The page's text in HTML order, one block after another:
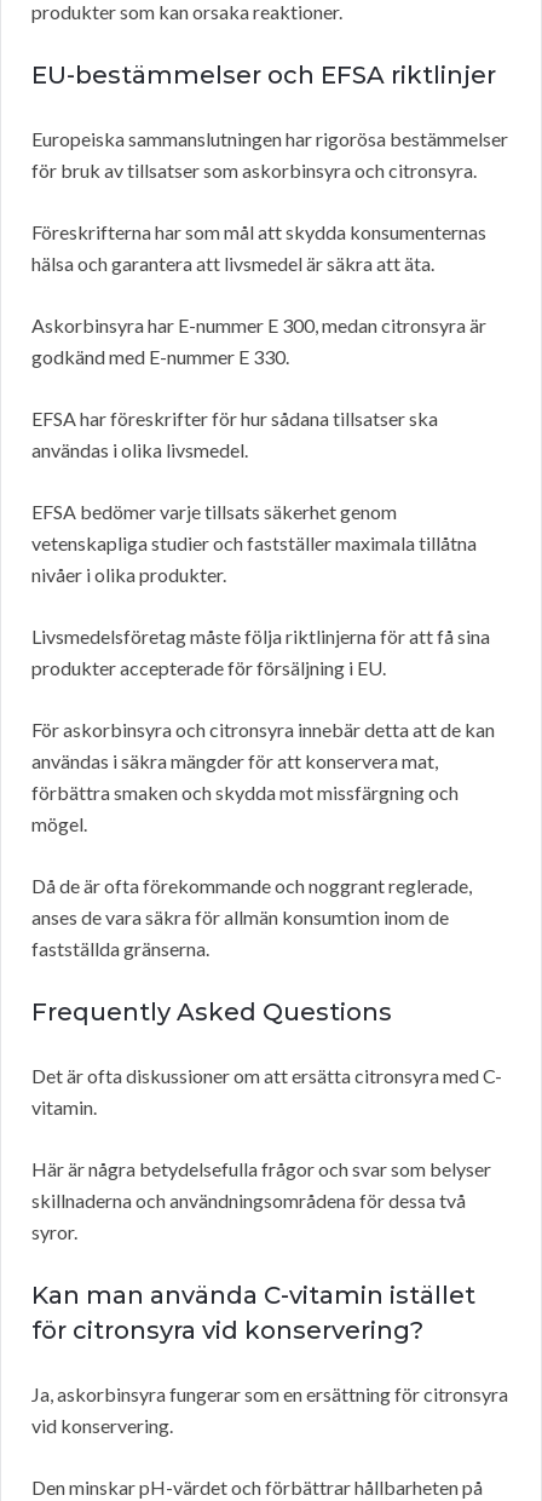
produkter som kan orsaka reaktioner.
EU-bestämmelser och EFSA riktlinjer
Europeiska sammanslutningen har rigorösa bestämmelser
för bruk av tillsatser som askorbinsyra och citronsyra.
Föreskrifterna har som mål att skydda konsumenternas
hälsa och garantera att livsmedel är säkra att äta.
Askorbinsyra har E-nummer E 300, medan citronsyra är
godkänd med E-nummer E 330.
EFSA har föreskrifter för hur sådana tillsatser ska
användas i olika livsmedel.
EFSA bedömer varje tillsats säkerhet genom
vetenskapliga studier och fastställer maximala tillåtna
nivåer i olika produkter.
Livsmedelsföretag måste följa riktlinjerna för att få sina
produkter accepterade för försäljning i EU.
För askorbinsyra och citronsyra innebär detta att de kan
användas i säkra mängder för att konservera mat,
förbättra smaken och skydda mot missfärgning och
mögel.
Då de är ofta förekommande och noggrant reglerade,
anses de vara säkra för allmän konsumtion inom de
fastställda gränserna.
Frequently Asked Questions
Det är ofta diskussioner om att ersätta citronsyra med C-
vitamin.
Här är några betydelsefulla frågor och svar som belyser
skillnaderna och användningsområdena för dessa två
syror.
Kan man använda C-vitamin istället
för citronsyra vid konservering?
Ja, askorbinsyra fungerar som en ersättning för citronsyra
vid konservering.
Den minskar pH-värdet och förbättrar hållbarheten på